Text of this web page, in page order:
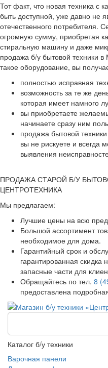
Тот факт, что новая техника с
быть доступной, уже давно не
отечественного потребителя.
огромную сумму, приобретая
стиральную машину и даже
продажа б/у бытовой техники
такое оборудование, вы
полностью исправная
возможность за те же
которая имеет намного
вы приобретаете
начинаете сразу ним
продажа бытовой
вы не рискуете и всегда
выявления
ПРОДАЖА СТАРОЙ Б/У
ЦЕНТРОТЕХНИКА
Мы предлагаем:
Лучшие цены на всю
Большой ассортимент
необходимое для дома.
Гарантийный срок и
гарантированная
запасные части для
Обращайтесь по тел. 8
предоставлена
Каталог б/у техники
Варочная панели